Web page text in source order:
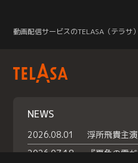
動画配信サービスのTELASA（テラサ）
NEWS
2026.08.01
2026.07.18